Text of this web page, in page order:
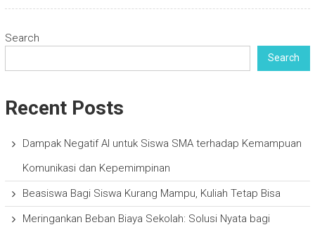
Search
Search
Recent Posts
Dampak Negatif AI untuk Siswa SMA terhadap Kemampuan
Komunikasi dan Kepemimpinan
Beasiswa Bagi Siswa Kurang Mampu, Kuliah Tetap Bisa
Meringankan Beban Biaya Sekolah: Solusi Nyata bagi